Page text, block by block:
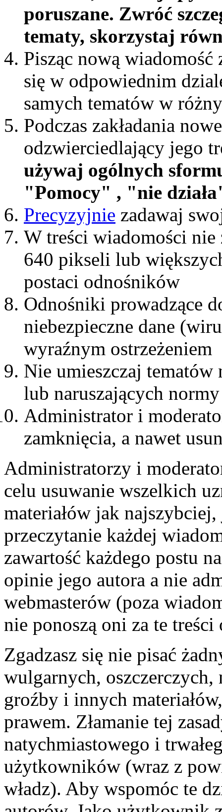
poruszane. Zwróć
tematy, skorzystaj
Pisząc nową wiadomość
się w odpowiednim
samych tematów w
Podczas zakładania
odzwierciedlający jego
używaj ogólnych
"Pomocy" , "nie
Precyzyjnie zadawaj
W treści wiadomości nie
640 pikseli lub
postaci odnośników
Odnośniki prowadzące
niebezpieczne dane
wyraźnym ostrzeżeniem
Nie umieszczaj
lub naruszających normy
Administrator i
zamknięcia, a nawet
Administratorzy i
celu usuwanie wszelkich
materiałów jak
przeczytanie każdej
zawartość każdego postu
opinie jego autora a nie
webmasterów (poza
nie ponoszą oni za te
Zgadzasz się nie pisać
wulgarnych,
groźby i innych
prawem. Złamanie tej
natychmiastowego i
użytkowników (wraz z
władz). Aby wspomóc te